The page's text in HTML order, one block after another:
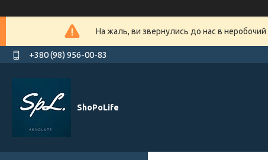
На жаль, ви звернулись до нас в
+380 (98) 956-00-83
ShoPoLife